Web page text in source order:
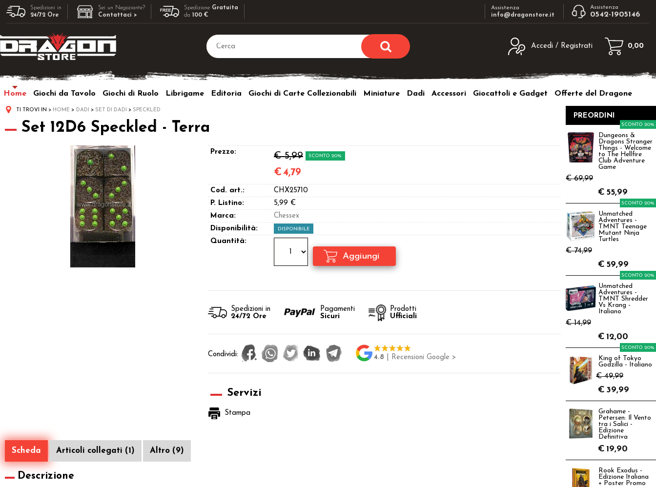
Spedizioni in
24/72 Ore
Sei un Negoziante?
Contattaci >
Spedizione Gratuita
da100 €
Assistenza
info@dragonstore.it
Assistenza
0542-1905146
Accedi / Registrati
utente e la password e poi clicca sul
Password:
sito clicca sul pulsante "Registrati"
0,00
Home Giochi da Tavolo Giochi di Ruolo Librigame Editoria Giochi di Carte Collezionabili Miniature Dadi Accessori Giocattoli e Gadget Offerte del Dragone
TI TROVI IN HOME DADI SET DI DADI SPECKLED
Set 12D6 Speckled - Terra
Prezzo: € 5,99 SCONTO 20%
€4,79
Cod. art.:
CHX25710
P. Listino:
5,99 €
Marca:
Chessex
Disponibilità:
DISPONIBILE
Quantità:
Spedizioni in
24/72 Ore
Pagamenti
Sicuri
Prodotti
Ufficiali
Condividi: 4.8 | Recensioni Google >
Servizi
Stampa
Scheda Articoli collegati (1) Altro (9)
Descrizione
PREORDINI
Dungeons &
Dragons Stranger
Things - Welcome
to The Hellfire
Club Adventure
Game
€ 69,99
SCONTO 20%
€ 55,99
Unmatched
Adventures -
TMNT Teenage
Mutant Ninja
Turtles
€ 74,99
SCONTO 20%
€ 59,99
Unmatched
Adventures -
TMNT Shredder
Vs Krang -
Italiano
€ 14,99
SCONTO 20%
€ 12,00
King of Tokyo
Godzilla - Italiano
€ 49,99
SCONTO 20%
€ 39,99
Grahame -
Petersen: Il Vento
tra i Salici -
Edizione
Definitiva
€ 19,90
Rook Exodus -
Edizione Italiana
+ Poster Promo